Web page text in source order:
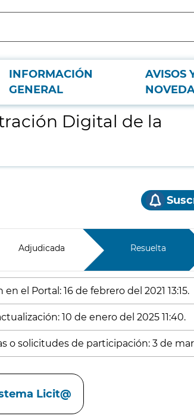
INFORMACIÓN
GENERAL
AVISOS
Digital de la
Adjudicada Resuelta
el Portal: 16 de febrero del 2021 13:15.
10 de enero del 2025 11:40.
solicitudes de participación: 3 de
Licit@